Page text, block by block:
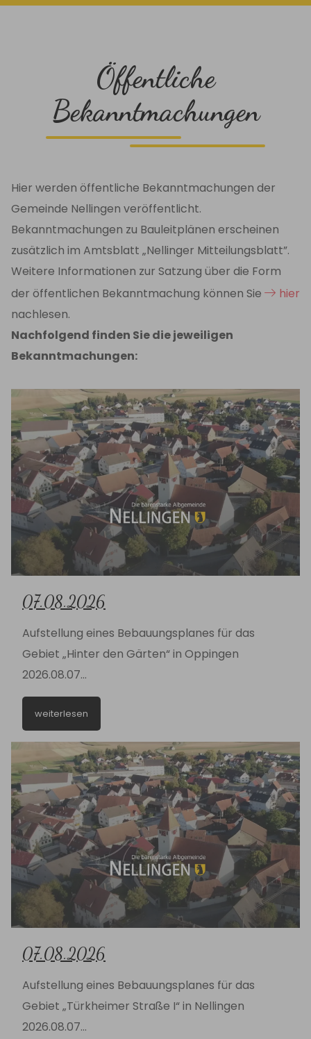
Öffentliche
Bekanntmachungen
Hier werden öffentliche Bekanntmachungen der
Gemeinde Nellingen veröffentlicht.
Bekanntmachungen zu Bauleitplänen erscheinen
zusätzlich im Amtsblatt „Nellinger Mitteilungsblatt”.
Weitere Informationen zur Satzung über die Form
der öffentlichen Bekanntmachung können Sie
hier
nachlesen.
Nachfolgend finden Sie die jeweiligen
Bekanntmachungen:
07.08.2026
Aufstellung eines Bebauungsplanes für das
Gebiet „Hinter den Gärten“ in Oppingen
2026.08.07
Bekanntmachung_Aufstellungsbeschluss_Hinter
den Gärten.pdf
weiterlesen
07.08.2026
Aufstellung eines Bebauungsplanes für das
Gebiet „Türkheimer Straße I“ in Nellingen
2026.08.07